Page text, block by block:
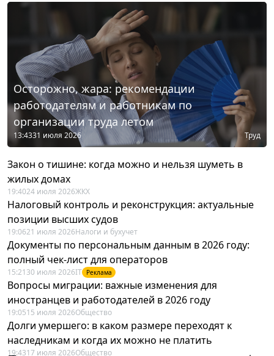
Осторожно, жара: рекомендации
работодателям и работникам по
организации труда летом
13:4331 июля 2026 Труд
Закон о тишине: когда можно и нельзя шуметь в
жилых домах
19:4024 июля 2026ЖКХ
Налоговый контроль и реконструкция: актуальные
позиции высших судов
19:0621 июля 2026Налоги и бухучет
Документы по персональным данным в 2026 году:
полный чек-лист для операторов
15:21 30 июля 2026IT Реклама
Вопросы миграции: важные изменения для
иностранцев и работодателей в 2026 году
19:0515 июля 2026Общество
Долги умершего: в каком размере переходят к
наследникам и когда их можно не платить
19:4317 июля 2026Общество